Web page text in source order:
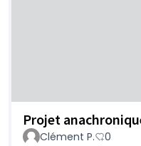
Projet
Clément P. 0